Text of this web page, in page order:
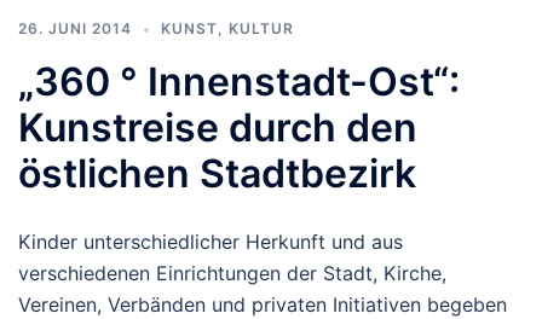
26. JUNI 2014 KUNST, KULTUR
„360 ° Innenstadt-Ost“:
Kunstreise durch den
östlichen Stadtbezirk
Kinder unterschiedlicher Herkunft und aus
verschiedenen Einrichtungen der Stadt, Kirche,
Vereinen, Verbänden und privaten Initiativen begeben